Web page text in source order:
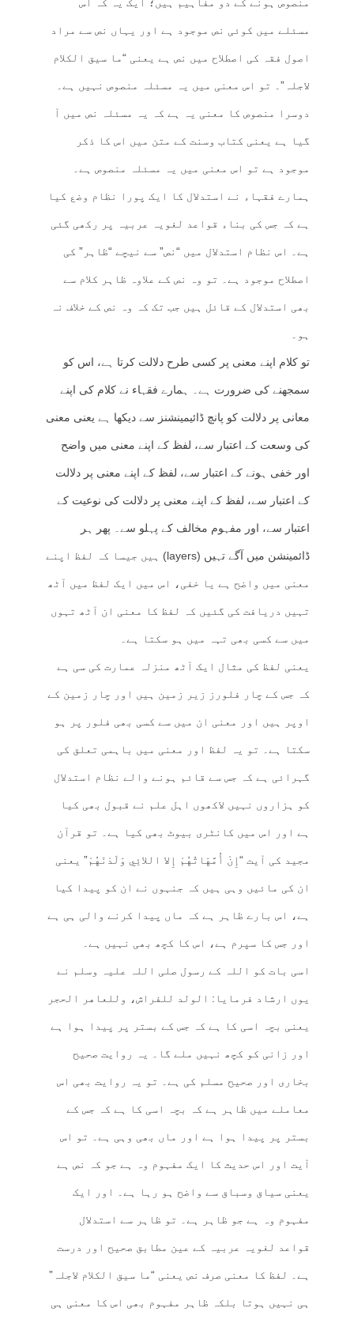
مسئلے میں کوئی نص موجود ہے اور یہاں نص سے مراد
اصول فقہ کی اصطلاح میں نص ہے یعنی “ما سیق الکلام
لاجلہ”۔ تو اس معنی میں یہ مسئلہ منصوص نہیں ہے۔
دوسرا منصوص کا معنی یہ ہے کہ یہ مسئلہ نص میں آ
گیا ہے یعنی کتاب وسنت کے متن میں اس کا ذکر
موجود ہے تو اس معنی میں یہ مسئلہ منصوص ہے۔
ہمارے فقہاء نے استدلال کا ایک پورا نظام وضع کیا
ہے کہ جس کی بناء قواعد لغویہ عربیہ پر رکھی گئی
ہے۔ اس نظام استدلال میں “نص” سے نیچے “ظاہر” کی
اصطلاح موجود ہے۔ تو وہ نص کے علاوہ ظاہر کلام سے
بھی استدلال کے قائل ہیں جب تک کہ وہ نص کے خلاف نہ
ہو۔
تو کلام اپنے معنی پر کسی طرح دلالت کرتا ہے، اس کو
سمجھنے کی ضرورت ہے۔ ہمارے فقہاء نے کلام کی اپنے
معانی پر دلالت کو پانچ ڈائیمینشنز سے دیکھا ہے یعنی معنی
کی وسعت کے اعتبار سے، لفظ کے اپنے معنی میں واضح
اور خفی ہونے کے اعتبار سے، لفظ کے اپنے معنی پر دلالت
کے اعتبار سے، لفظ کے اپنے معنی پر دلالت کی نوعیت کے
اعتبار سے، اور مفہوم مخالف کے پہلو سے۔ پھر ہر
ڈائمینشن میں آگے تہیں (layers) ہیں جیسا کہ لفظ اپنے
معنی میں واضح ہے یا خفی، اس میں ایک لفظ میں آٹھ
تہیں دریافت کی گئیں کہ لفظ کا معنی ان آٹھ تہوں
میں سے کسی بھی تہہ میں ہو سکتا ہے۔
یعنی لفظ کی مثال ایک آٹھ منزلہ عمارت کی سی ہے
کہ جس کے چار فلورز زیر زمین ہیں اور چار زمین کے
اوپر ہیں اور معنی ان میں سے کسی بھی فلور پر ہو
سکتا ہے۔ تو یہ لفظ اور معنی میں باہمی تعلق کی
گہرائی ہے کہ جس سے قائم ہونے والے نظام استدلال
کو ہزاروں نہیں لاکھوں اہل علم نے قبول بھی کیا
ہے اور اس میں کانٹری بیوٹ بھی کیا ہے۔ تو قرآن
مجید کی آیت “إِنْ أُمَّهَاتُهُمْ إِلا اللائِي وَلَدْنَهُمْ” یعنی
ان کی مائیں وہی ہیں کہ جنہوں نے ان کو پیدا کیا
ہے، اس بارے ظاہر ہے کہ ماں پیدا کرنے والی ہی ہے
اور جس کا سپرم ہے، اس کا کچھ بھی نہیں ہے۔
اسی بات کو اللہ کے رسول صلی اللہ علیہ وسلم نے
یوں ارشاد فرمایا: الولد للفراش، وللعاهر الحجر
یعنی بچہ اسی کا ہے کہ جس کے بستر پر پیدا ہوا ہے
اور زانی کو کچھ نہیں ملے گا۔ یہ روایت صحیح
بخاری اور صحیح مسلم کی ہے۔ تو یہ روایت بھی اس
معاملے میں ظاہر ہے کہ بچہ اسی کا ہے کہ جس کے
بستر پر پیدا ہوا ہے اور ماں بھی وہی ہے۔ تو اس
آیت اور اس حدیث کا ایک مفہوم وہ ہے جو کہ نص ہے
یعنی سیاق وسباق سے واضح ہو رہا ہے۔ اور ایک
مفہوم وہ ہے جو ظاہر ہے۔ تو ظاہر سے استدلال
قواعد لغویہ عربیہ کے عین مطابق صحیح اور درست
ہے۔ لفظ کا معنی صرف نص یعنی “ما سیق الکلام لاجلہ”
ہی نہیں ہوتا بلکہ ظاہر مفہوم بھی اس کا معنی ہی